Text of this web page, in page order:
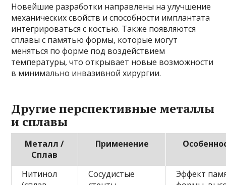
Новейшие разработки направлены на улучшение
механических свойств и способности имплантата
интегрироваться с костью. Также появляются
сплавы с памятью формы, которые могут
меняться по форме под воздействием
температуры, что открывает новые возможности
в минимально инвазивной хирургии.
Другие перспективные металлы
и сплавы
Металл /
Сплав
Применение
Нитинол
Сосудистые
Эффект